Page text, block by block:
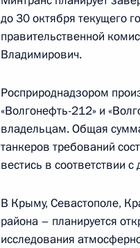
Заседание Совета по
19 октября 2023 года, 16:05
Встреча с
11 сентября 2023 года, 18:40
11 сентября 2023 года, 17:20
до 30 октября текущего
правительственной
Владимирович.
Росприроднадзором
«Волгонефть-212» и
владельцам. Общая
танкеров требований
вестись в соответствии
В Крыму, Севастополе,
района – планируется
исследования